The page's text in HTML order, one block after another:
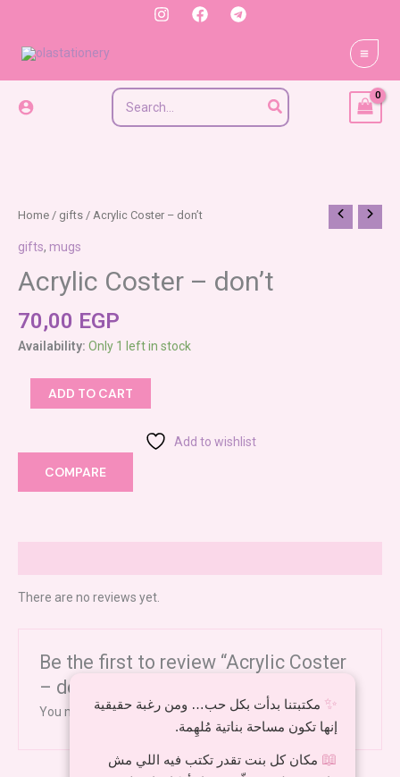
content
Search
for:
Home / gifts / Acrylic Coster – don’t
gifts, mugs
Acrylic Coster – don’t
70,00 EGP
Availability: Only 1 left in stock
Acrylic
-
don't
quantity
ADD TO CART
Add to wishlist
COMPARE
There are no reviews yet.
Be the first to review “Acrylic Coster
– don’t”
You must belogged in to post a review. ✨ مكتبتنا بدأت بكل حب… ومن رغبة حقيقية
إنها تكون مساحة بناتية مُلهِمة.
📖 مكان كل بنت تقدر تكتب فيه اللي مش